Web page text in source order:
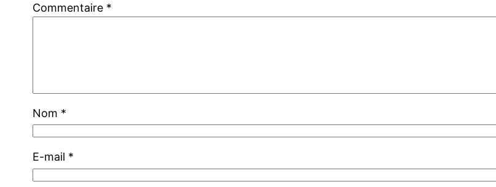
Commentaire *
Nom *
E-mail *